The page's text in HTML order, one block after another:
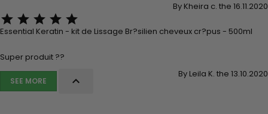
By Kheira c. the 16.11.2020
    
Essential Keratin - kit de Lissage Br?silien cheveux cr?pus - 500ml
Super produit ??
By Leila K. the 13.10.2020
SEE MORE 